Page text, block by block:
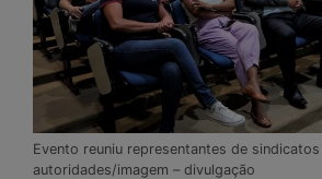
Evento reuniu representantes de sindicatos
autoridades/imagem – divulgação